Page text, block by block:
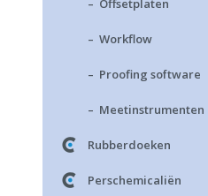
– Offsetplaten
– Workflow
– Proofing software
– Meetinstrumenten
Rubberdoeken
Perschemicaliën